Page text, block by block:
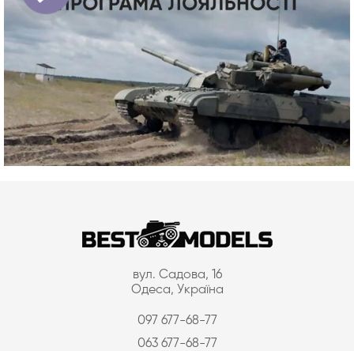
вул. Садова, 16
Одеса, Україна
097 677-68-77
063 677-68-77